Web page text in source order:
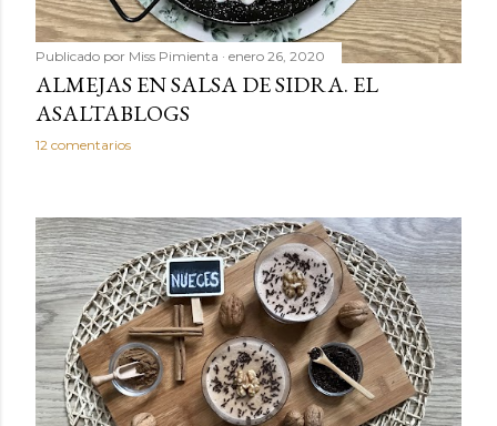
Publicado por Miss Pimienta enero 26, 2020
ALMEJAS EN SALSA DE SIDRA. EL
ASALTABLOGS
12 comentarios